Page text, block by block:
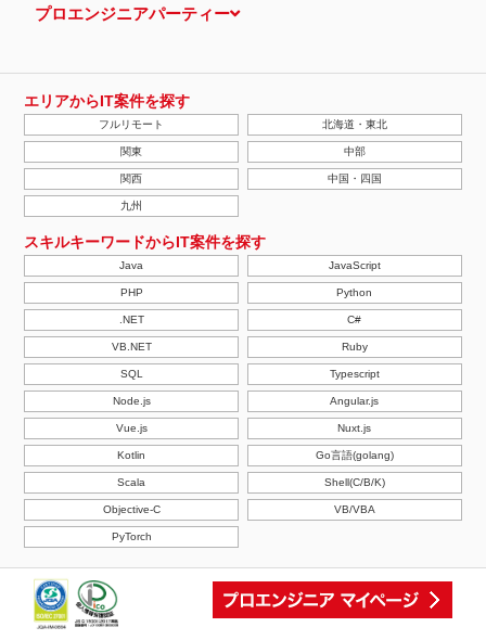
プロエンジニアパーティー
エリアからIT案件を探す
フルリモート 北海道・東北
関東 中部
関西 中国・四国
九州
スキルキーワードからIT案件を探す
Java JavaScript
PHP Python
.NET C#
VB.NET Ruby
SQL Typescript
Node.js Angular.js
Vue.js Nuxt.js
Kotlin Go言語(golang)
Scala Shell(C/B/K)
Objective-C VB/VBA
PyTorch